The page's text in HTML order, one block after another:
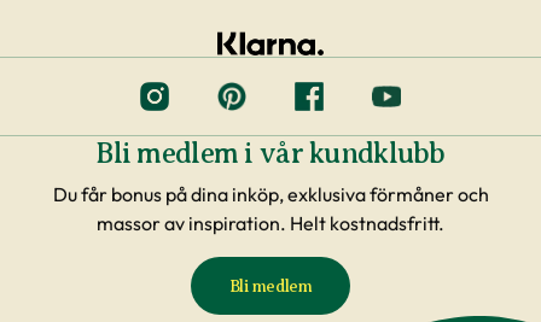
Bli medlem i vår kundklubb
Du får bonus på dina inköp, exklusiva förmåner och
massor av inspiration. Helt kostnadsfritt.
Bli medlem